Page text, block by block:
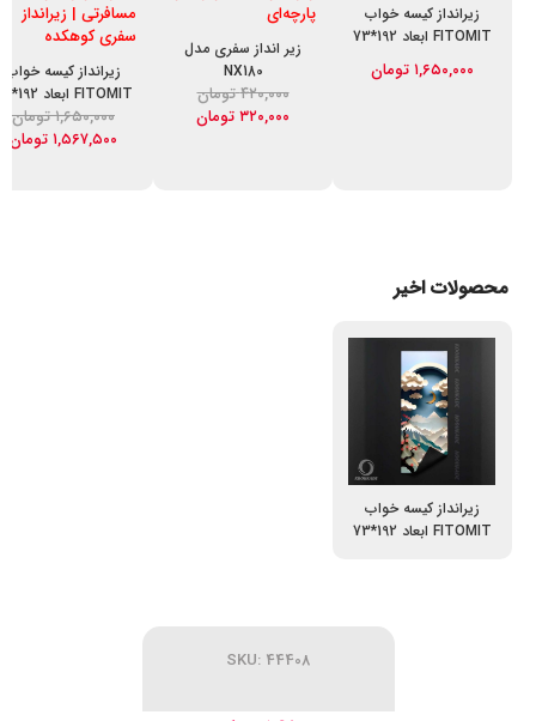
زیرانداز کیسه خواب
FITOMIT ابعاد 192*73
مدل balloon
۱,۶۵۰,۰۰۰ تومان
زیر انداز سفری مدل
NX180
۴۲۰,۰۰۰تومان
قیمت اصلی: ۴۲۰,۰۰۰ تومان بود.
۳۲۰,۰۰۰تومان
قیمت فعلی: ۳۲۰,۰۰۰ تومان.
زیرانداز کیسه خواب
مدل ROCKET
۱,۶۵۰,۰۰۰تومان
قیمت اصلی: ۱,۶۵۰,۰۰۰ تومان بود.
۱,۵۶۷,۵۰۰ تومانقیمت فعلی: ۱,۵۶۷,۵۰۰ تومان.
محصولات اخیر
زیرانداز کیسه خواب
FITOMIT ابعاد 192*73
SKU: 44408